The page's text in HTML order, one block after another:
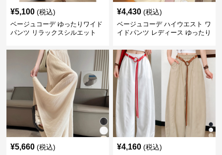
¥5,100 (税込)
ベージュコーデ ゆったりワイド
パンツ リラックスシルエット
¥4,430 (税込)
ベージュコーデ ハイウエスト ワ
イドパンツ レディース ゆったり
¥5,660 (税込) ¥4,160 (税込)